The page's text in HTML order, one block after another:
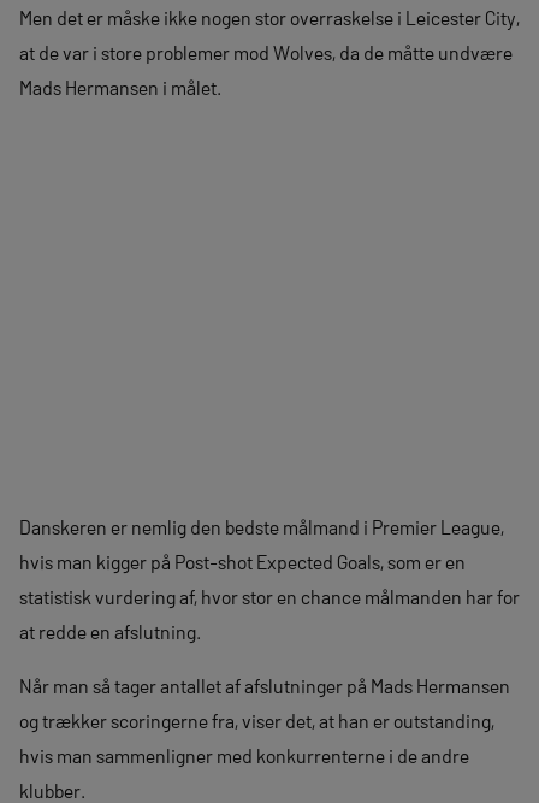
Men det er måske ikke nogen stor overraskelse i Leicester City,
at de var i store problemer mod Wolves, da de måtte undvære
Mads Hermansen i målet.
Danskeren er nemlig den bedste målmand i Premier League,
hvis man kigger på Post-shot Expected Goals, som er en
statistisk vurdering af, hvor stor en chance målmanden har for
at redde en afslutning.
Når man så tager antallet af afslutninger på Mads Hermansen
og trækker scoringerne fra, viser det, at han er outstanding,
hvis man sammenligner med konkurrenterne i de andre
klubber.